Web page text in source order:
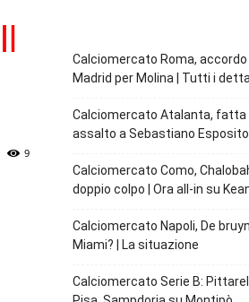
9
Calciomercato Roma, accordo
Madrid per Molina | Tutti i
Calciomercato Atalanta, fatta
assalto a Sebastiano
Calciomercato Como,
doppio colpo | Ora all-in su
Calciomercato Napoli, De
Miami? | La situazione
Calciomercato Serie B: